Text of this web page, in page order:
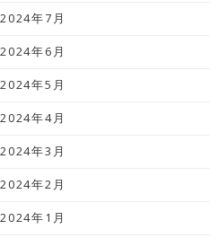
2024年7月
2024年6月
2024年5月
2024年4月
2024年3月
2024年2月
2024年1月